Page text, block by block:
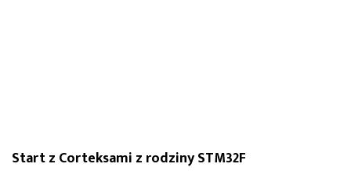
Start z Corteksami z rodziny STM32F